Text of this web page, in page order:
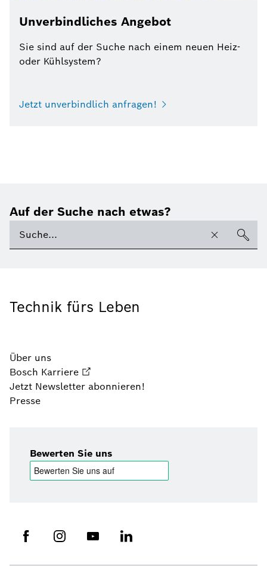
Unverbindliches Angebot
Sie sind auf der Suche nach einem neuen Heiz-
oder Kühlsystem?
Jetzt unverbindlich anfragen!
Auf der Suche nach etwas?
Technik fürs Leben
Über uns
Bosch Karriere
Jetzt Newsletter abonnieren!
Presse
Bewerten Sie uns